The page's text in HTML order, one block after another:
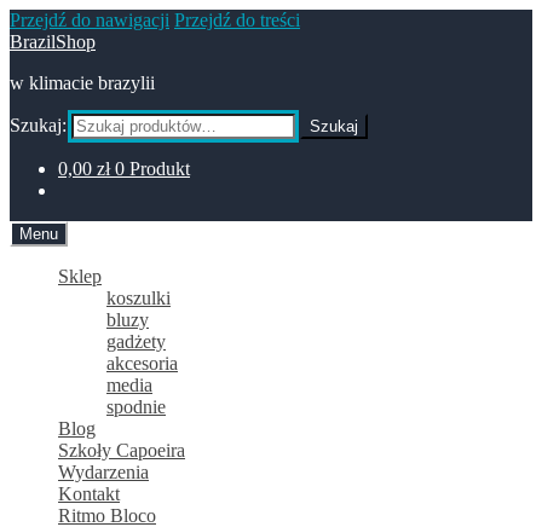
Przejdź do nawigacji Przejdź do treści
BrazilShop
w klimacie brazylii
Szukaj: Szukaj
0,00 zł 0 Produkt
Menu
Sklep
koszulki
bluzy
gadżety
akcesoria
media
spodnie
Blog
Szkoły Capoeira
Wydarzenia
Kontakt
Ritmo Bloco